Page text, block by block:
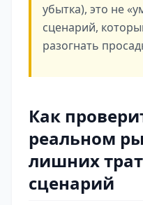
убытка), это не
сценарий,
разогнать
Как
реальном
лишних
сценарий